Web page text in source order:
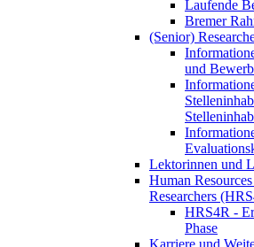
Laufende
Bremer
(Senior)
und
Lektorinnen und
Human
Researchers
HRS4R -
Phase
Karriere und